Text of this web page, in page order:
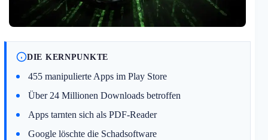
DIE KERNPUNKTE
455 manipulierte Apps im Play Store
Über 24 Millionen Downloads betroffen
Apps tarnten sich als PDF-Reader
Google löschte die Schadsoftware